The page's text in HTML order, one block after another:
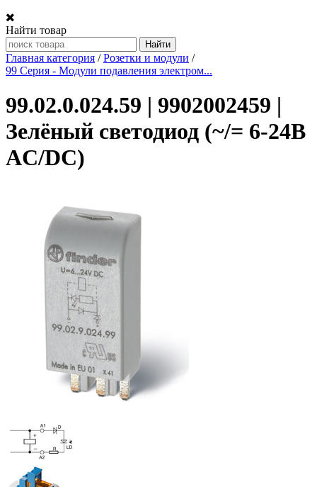
Найти товар
Главная категория / Розетки и модули /
99 Серия - Модули подавления электром...
99.02.0.024.59 | 9902002459 |
Зелёный светодиод (~/= 6-24В
AC/DC)